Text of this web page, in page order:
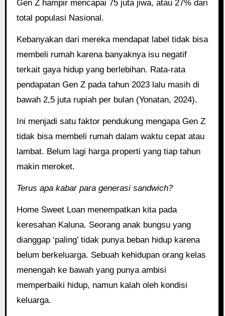
Gen Z hampir mencapai 75 juta jiwa, atau 27% dari
total populasi Nasional.
Kebanyakan dari mereka mendapat label tidak bisa
membeli rumah karena banyaknya isu negatif
terkait gaya hidup yang berlebihan. Rata-rata
pendapatan Gen Z pada tahun 2023 lalu masih di
bawah 2,5 juta rupiah per bulan (Yonatan, 2024).
Ini menjadi satu faktor pendukung mengapa Gen Z
tidak bisa membeli rumah dalam waktu cepat atau
lambat. Belum lagi harga properti yang tiap tahun
makin meroket.
Terus apa kabar para generasi sandwich?
Home Sweet Loan menempatkan kita pada
keresahan Kaluna. Seorang anak bungsu yang
dianggap ‘paling’ tidak punya beban hidup karena
belum berkeluarga. Sebuah kehidupan orang kelas
menengah ke bawah yang punya ambisi
memperbaiki hidup, namun kalah oleh kondisi
keluarga.